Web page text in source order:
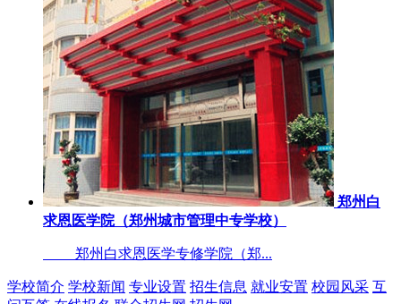
郑州白
求恩医学院（郑州城市管理中专学校）
郑州白求恩医学专修学院（郑...
学校简介 学校新闻 专业设置 招生信息 就业安置 校园风采 互